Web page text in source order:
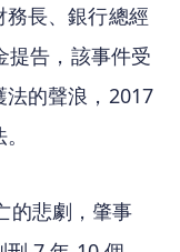
長、銀行總經
提告，該事件受
的聲浪，2017
的悲劇，肇事